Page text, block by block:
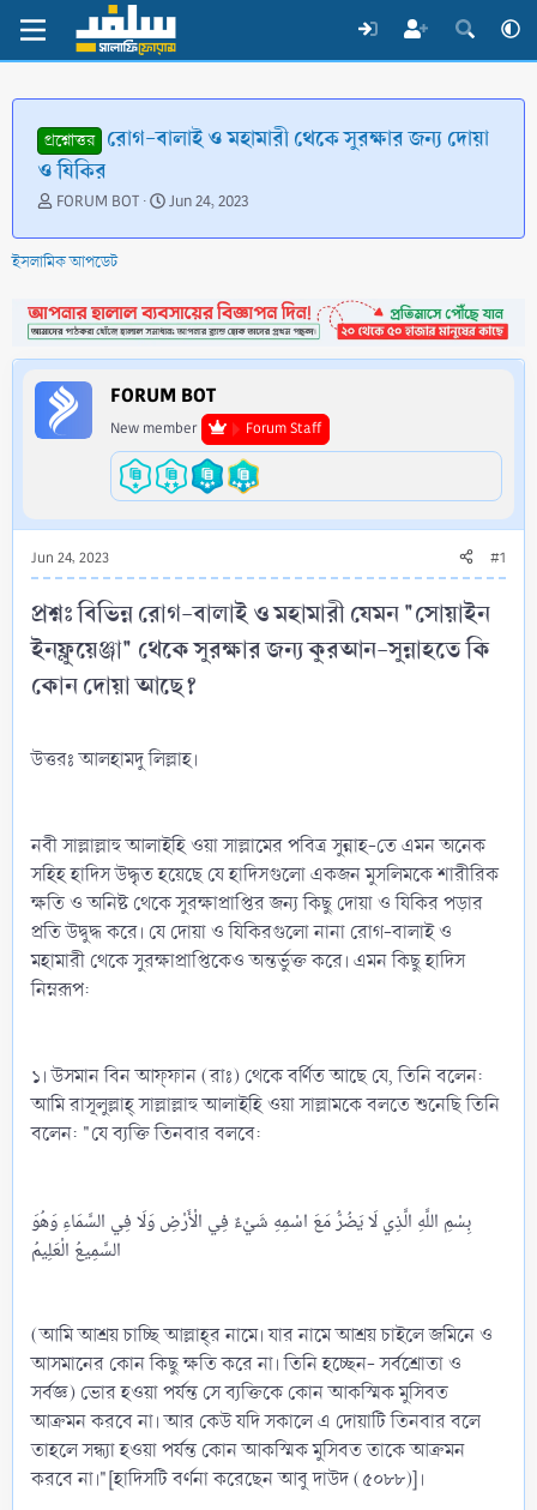
প্রশ্নোত্তর রোগ-বালাই ও মহামারী থেকে সুরক্ষার জন্য দোয়া
ও যিকির
T
r
e
d
s
t
a
r
t
FORUM BOT
S
a
d
a
t
e
Jun 24, 2023
ইসলামিক আপডেট
FORUM BOT
New member Forum Staff
Jun 24, 2023 #1
প্রশ্নঃ বিভিন্ন রোগ-বালাই ও মহামারী যেমন "সোয়াইন
ইনফ্লুয়েঞ্জা" থেকে সুরক্ষার জন্য কুরআন-সুন্নাহতে কি
কোন দোয়া আছে?​
উত্তরঃ আলহামদু লিল্লাহ।
নবী সাল্লাল্লাহু আলাইহি ওয়া সাল্লামের পবিত্র সুন্নাহ-তে এমন অনেক
সহিহ হাদিস উদ্ধৃত হয়েছে যে হাদিসগুলো একজন মুসলিমকে শারীরিক
ক্ষতি ও অনিষ্ট থেকে সুরক্ষাপ্রাপ্তির জন্য কিছু দোয়া ও যিকির পড়ার
প্রতি উদ্বুদ্ধ করে। যে দোয়া ও যিকিরগুলো নানা রোগ-বালাই ও
মহামারী থেকে সুরক্ষাপ্রাপ্তিকেও অন্তর্ভুক্ত করে। এমন কিছু হাদিস
নিম্নরূপ:
১। উসমান বিন আফ্‌ফান (রাঃ) থেকে বর্ণিত আছে যে, তিনি বলেন:
আমি রাসূলুল্লাহ্‌ সাল্লাল্লাহু আলাইহি ওয়া সাল্লামকে বলতে শুনেছি তিনি
বলেন: "যে ব্যক্তি তিনবার বলবে:
بِسْمِ اللَّهِ الَّذِي لَا يَضُرُّ مَعَ اسْمِهِ شَيْءٌ فِي الْأَرْضِ وَلَا فِي السَّمَاءِ وَهُوَ
السَّمِيعُ الْعَلِيمُ
(আমি আশ্রয় চাচ্ছি আল্লাহ্‌র নামে। যার নামে আশ্রয় চাইলে জমিনে ও
আসমানের কোন কিছু ক্ষতি করে না। তিনি হচ্ছেন- সর্বশ্রোতা ও
সর্বজ্ঞ) ভোর হওয়া পর্যন্ত সে ব্যক্তিকে কোন আকস্মিক মুসিবত
আক্রমন করবে না। আর কেউ যদি সকালে এ দোয়াটি তিনবার বলে
তাহলে সন্ধ্যা হওয়া পর্যন্ত কোন আকস্মিক মুসিবত তাকে আক্রমন
করবে না।"[হাদিসটি বর্ণনা করেছেন আবু দাউদ (৫০৮৮)]।